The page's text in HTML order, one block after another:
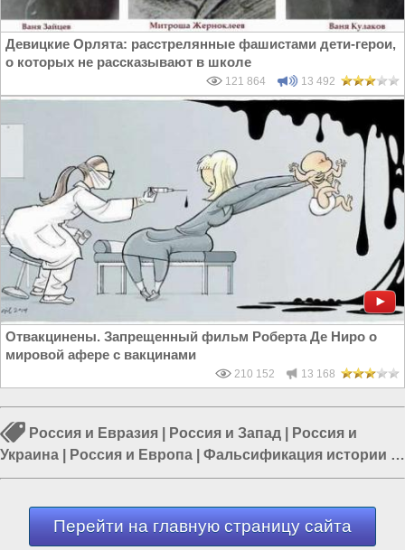
Девицкие Орлята: расстрелянные фашистами дети-герои,
о которых не рассказывают в школе
121 864 13 492
Отвакцинены. Запрещенный фильм Роберта Де Ниро о
мировой афере с вакцинами
210 152 13 168
Россия и Евразия Россия и Запад
Россия и
Украина
Россия и Европа Фальсификация истории |
Европа и Украина|Россия и ЕС
Перейти на главную страницу сайта